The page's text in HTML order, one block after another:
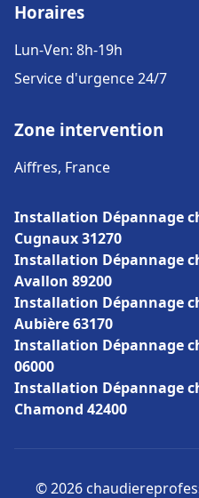
Horaires
Lun-Ven: 8h-19h
Service d'urgence 24/7
Zone intervention
Aiffres, France
Installation Dépannage
Cugnaux 31270
Installation Dépannage
Avallon 89200
Installation Dépannage
Aubière 63170
Installation Dépannage
06000
Installation Dépannage
Chamond 42400
© 2026